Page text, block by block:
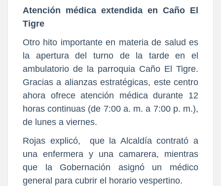
Atención médica extendida en Caño El
Tigre
Otro hito importante en materia de salud es
la apertura del turno de la tarde en el
ambulatorio de la parroquia Caño El Tigre.
Gracias a alianzas estratégicas, este centro
ahora ofrece atención médica durante 12
horas continuas (de 7:00 a. m. a 7:00 p. m.),
de lunes a viernes.
Rojas explicó, que la Alcaldía contrató a
una enfermera y una camarera, mientras
que la Gobernación asignó un médico
general para cubrir el horario vespertino.